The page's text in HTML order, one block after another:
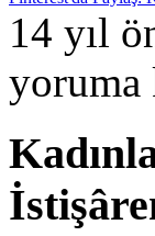
14 yıl
yoruma